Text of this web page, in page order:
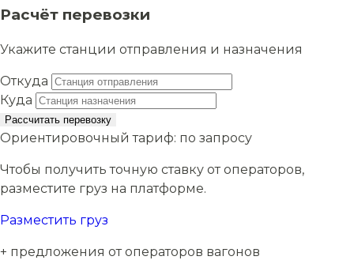
Расчёт перевозки
Укажите станции отправления и назначения
Откуда
Куда
Рассчитать перевозку
Ориентировочный тариф: по запросу
Чтобы получить точную ставку от операторов,
разместите груз на платформе.
Разместить груз
+ предложения от операторов вагонов